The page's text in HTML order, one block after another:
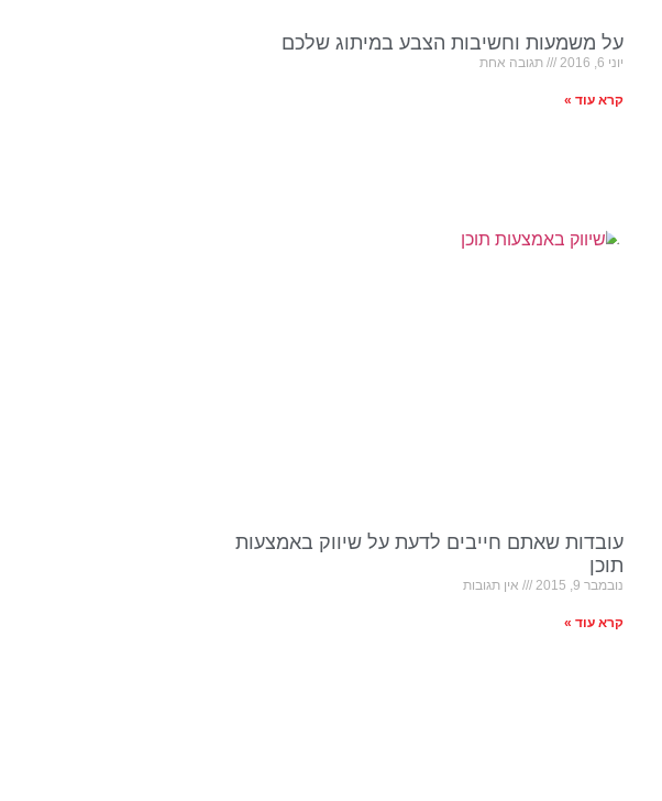
על משמעות וחשיבות הצבע במיתוג שלכם
יוני 6, 2016 תגובה אחת
קרא עוד »
עובדות שאתם חייבים לדעת על שיווק באמצעות
תוכן
נובמבר 9, 2015 אין תגובות
קרא עוד »